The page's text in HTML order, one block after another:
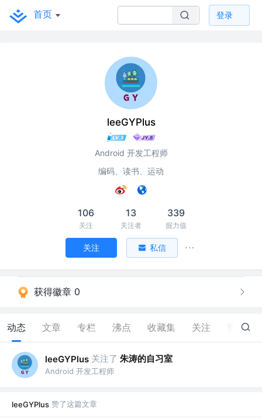
首页 登录
leeGYPlus
Android 开发工程师
编码、读书、运动
106
关注
13
关注者
339
掘力值
关注 私信
获得徽章 0
动态 文章 专栏 沸点 收藏集 关注 226
leeGYPlus 关注了 朱涛的自习室
Android 开发工程师
leeGYPlus 赞了这篇文章